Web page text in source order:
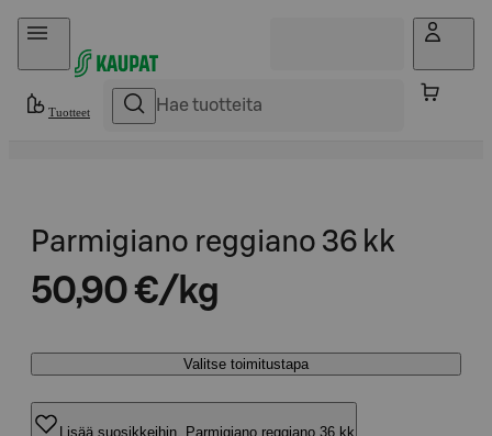
Hyppää sisältöön
Tuotteet
Parmigiano reggiano 36 kk
50,90 €/kg
Valitse toimitustapa
Lisää suosikkeihin, Parmigiano reggiano 36 kk